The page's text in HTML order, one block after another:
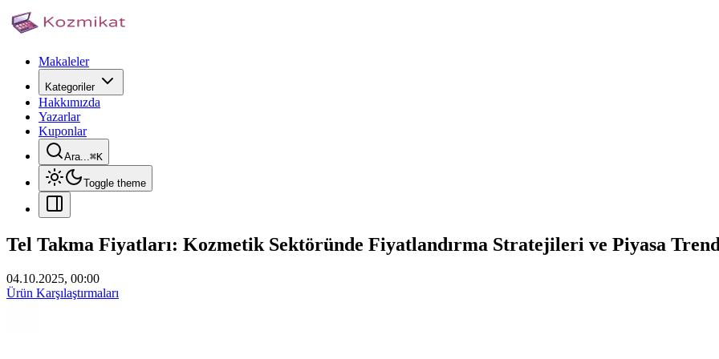
Makaleler
Kategoriler
Hakkımızda
Yazarlar
Kuponlar
Ara...⌘K
Toggle theme
Tel Takma Fiyatları: Kozmetik Sektöründe Fiyatlandırma Stratejileri ve Piyasa
04.10.2025, 00:00
Ürün Karşılaştırmaları